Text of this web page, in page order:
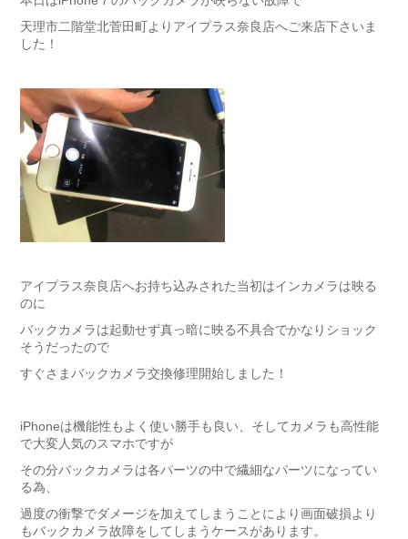
天理市二階堂北菅田町よりアイプラス奈良店へご来店下さいま
した！
アイプラス奈良店へお持ち込みされた当初はインカメラは映る
のに
バックカメラは起動せず真っ暗に映る不具合でかなりショック
そうだったので
すぐさまバックカメラ交換修理開始しました！
iPhoneは機能性もよく使い勝手も良い、そしてカメラも高性能
で大変人気のスマホですが
その分バックカメラは各パーツの中で繊細なパーツになってい
る為、
過度の衝撃でダメージを加えてしまうことにより画面破損より
もバックカメラ故障をしてしまうケースがあります。